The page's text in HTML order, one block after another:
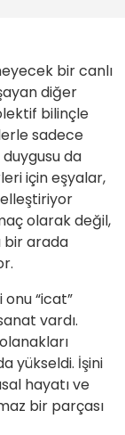
bir canlı
diğer
bilinçle
sadece
duygusu da
için eşyalar,
olarak değil,
bir arada
“icat”
vardı.
yükseldi. İşini
hayatı ve
bir parçası